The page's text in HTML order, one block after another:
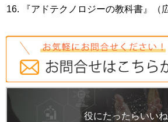
『アドテクノロジーの教科書』（
役にたったらいい